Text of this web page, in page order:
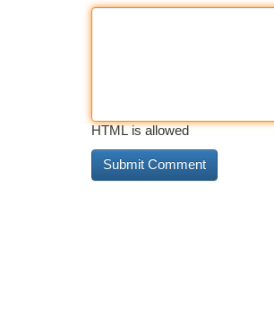
HTML is allowed